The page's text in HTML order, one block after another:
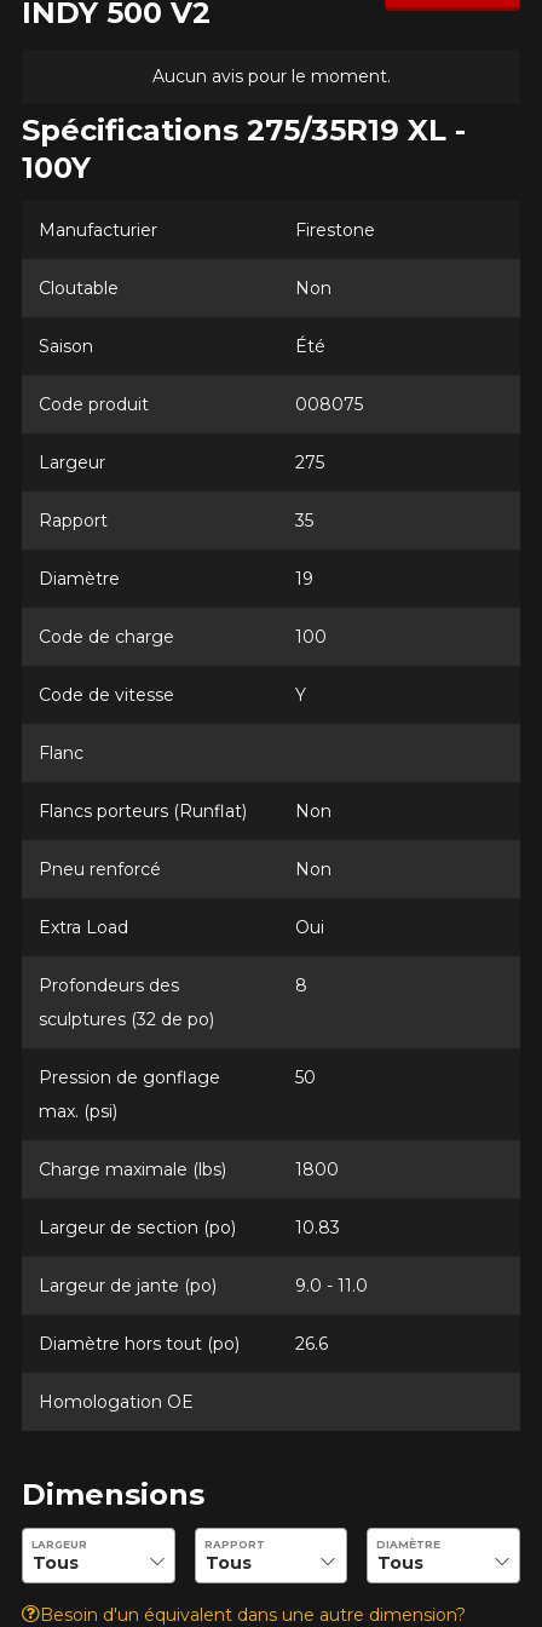
INDY 500 V2
Aucun avis pour le moment.
Spécifications 275/35R19 XL -
100Y
Manufacturier Firestone
Cloutable Non
Saison Été
Code produit 008075
Largeur 275
Rapport 35
Diamètre 19
Code de charge 100
Code de vitesse Y
Flanc
Flancs porteurs (Runflat) Non
Pneu renforcé Non
Extra Load Oui
Profondeurs des
sculptures (32 de po)
8
Pression de gonflage
max. (psi)
50
Charge maximale (lbs) 1800
Largeur de section (po) 10.83
Largeur de jante (po) 9.0 - 11.0
Diamètre hors tout (po) 26.6
Homologation OE
Dimensions
Entrez les dimensions souhaitées pour vérifier la disponibilité
LARGEUR RAPPORT DIAMÈTRE
Besoin d'un équivalent dans une autre dimension?
Votre avis concernant le
Votre véhicule
Option